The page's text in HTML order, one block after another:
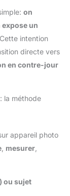
on
expose un
intention
directe vers
en contre-jour
la méthode
appareil photo
mesurer
ou sujet